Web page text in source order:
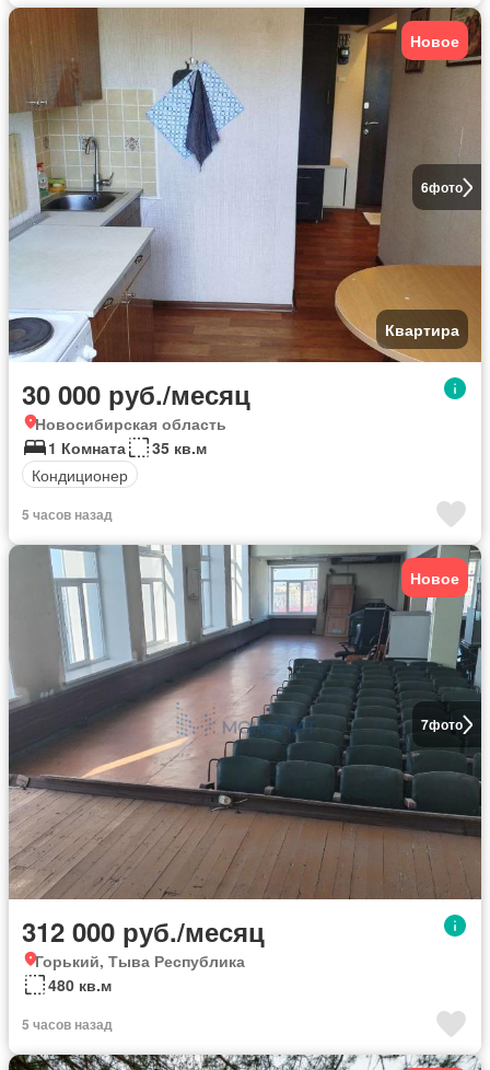
6фото
Новое
Квартира
30 000 руб./месяц
Новосибирская область
1 Комната
35 кв.м
Кондиционер
5 часов назад
7фото
Новое
312 000 руб./месяц
Горький, Тыва Республика
480 кв.м
5 часов назад